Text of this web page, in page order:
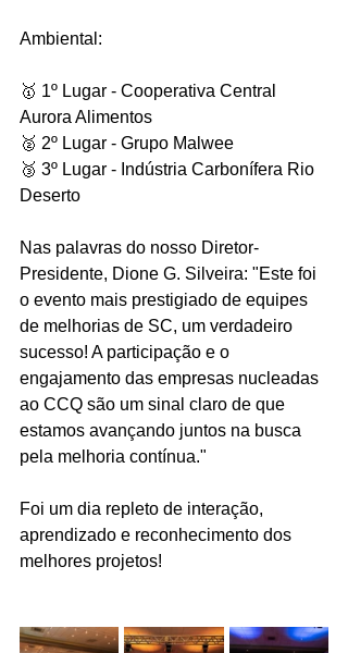
Ambiental:
🥇 1º Lugar - Cooperativa Central
Aurora Alimentos
🥈 2º Lugar - Grupo Malwee
🥉 3º Lugar - Indústria Carbonífera Rio
Deserto
Nas palavras do nosso Diretor-
Presidente, Dione G. Silveira: "Este foi
o evento mais prestigiado de equipes
de melhorias de SC, um verdadeiro
sucesso! A participação e o
engajamento das empresas nucleadas
ao CCQ são um sinal claro de que
estamos avançando juntos na busca
pela melhoria contínua."
Foi um dia repleto de interação,
aprendizado e reconhecimento dos
melhores projetos!